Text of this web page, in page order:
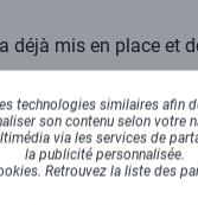
déjà mis en place et
corrective et
en continu
tout
technologies similaires afin
son contenu selon votre
via les services de
la publicité personnalisée.
Retrouvez la liste des